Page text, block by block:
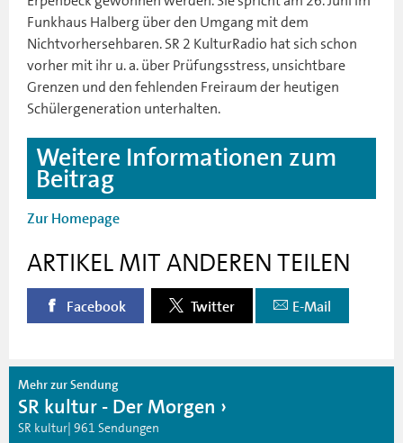
Funkhaus Halberg über den Umgang mit dem
Nichtvorhersehbaren. SR 2 KulturRadio hat sich schon
vorher mit ihr u. a. über Prüfungsstress, unsichtbare
Grenzen und den fehlenden Freiraum der heutigen
Schülergeneration unterhalten.
Weitere Informationen zum
Beitrag
Zur Homepage
ARTIKEL MIT ANDEREN TEILEN
Facebook Twitter E-Mail
Mehr zur Sendung
SR kultur - Der Morgen
SR kultur| 961 Sendungen